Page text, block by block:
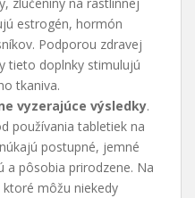
estrogén, hormón
Podporou zdravej
tieto doplnky stimulujú
tkaniva.
vyzerajúce výsledky.
používania tabletiek na
postupné, jemné
a pôsobia prirodzene. Na
môžu niekedy